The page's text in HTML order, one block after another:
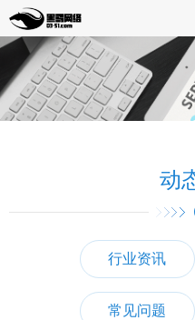
案
动
企
动
行业资讯
常见问题